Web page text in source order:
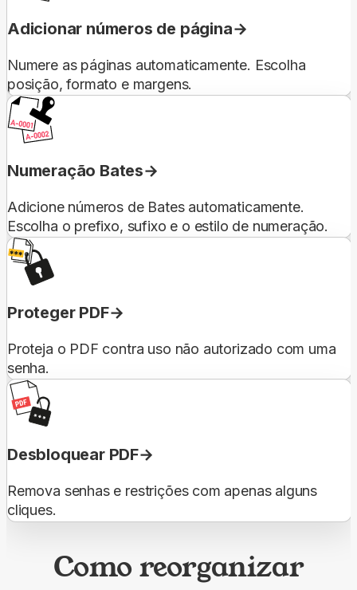
Adicionar números de página
Numere as páginas automaticamente. Escolha
posição, formato e margens.
Numeração Bates
Adicione números de Bates automaticamente.
Escolha o prefixo, sufixo e o estilo de numeração.
Proteger PDF
Proteja o PDF contra uso não autorizado com uma
senha.
Desbloquear PDF
Remova senhas e restrições com apenas alguns
cliques.
Como reorganizar